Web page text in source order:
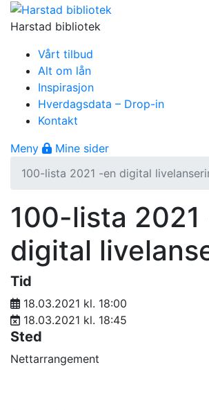
Gå til innhold
Harstad bibliotek
Vårt tilbud
Alt om lån
Inspirasjon
Hverdagsdata – Drop-in
Kontakt
Meny Åpne meny
Mine sider
100-lista 2021 -en digital
100-lista 2021
digital
Tid
18.03.2021 kl. 18:00
18.03.2021 kl. 18:45
Sted
Nettarrangement